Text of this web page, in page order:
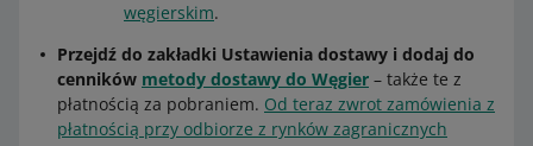
węgierskim.
Przejdź do zakładki Ustawienia dostawy i dodaj do
cenników metody dostawy do Węgier – także te z
płatnością za pobraniem. Od teraz zwrot zamówienia z
płatnością przy odbiorze z rynków zagranicznych